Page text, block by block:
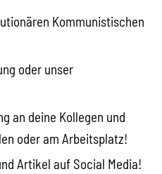
Kommunistischen
oder unser
an deine Kollegen und
oder am Arbeitsplatz!
Artikel auf Social Media!